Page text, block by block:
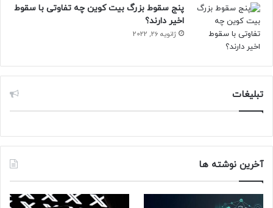
متحده نگهداری می‌کند.پنج سقوط بزرگ بیت کوین چه تفاوتی با سقوط
اخیر دارند؟
ژانویه 26, 2022
تبلیغات
آخرین نوشته ها